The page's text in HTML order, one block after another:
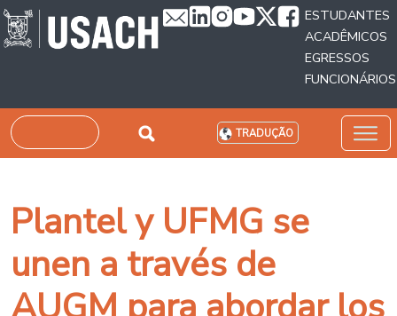
Passar para o conteúdo principal
ESTUDANTES
ACADÊMICOS
EGRESSOS
FUNCIONÁRIOS
Pesquisar TRADUÇÃO
Plantel y UFMG se
unen a través de